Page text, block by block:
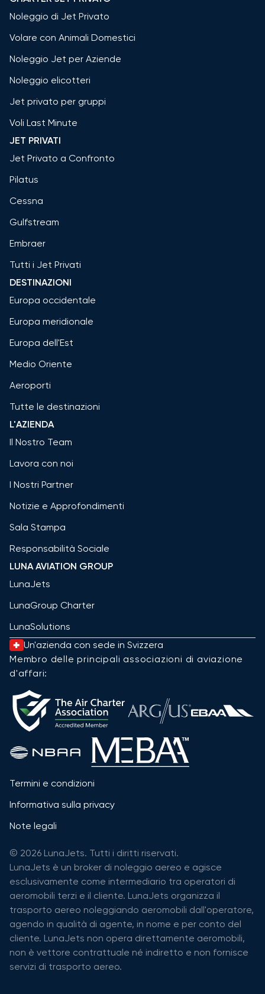
Noleggio di Jet Privato
Volare con Animali Domestici
Noleggio Jet per Aziende
Noleggio elicotteri
Jet privato per gruppi
Voli Last Minute
JET PRIVATI
Jet Privato a Confronto
Pilatus
Cessna
Gulfstream
Embraer
Tutti i Jet Privati
DESTINAZIONI
Europa occidentale
Europa meridionale
Europa dell'Est
Medio Oriente
Aeroporti
Tutte le destinazioni
L'AZIENDA
Il Nostro Team
Lavora con noi
I Nostri Partner
Notizie e Approfondimenti
Sala Stampa
Responsabilità Sociale
LUNA AVIATION GROUP
LunaJets
LunaGroup Charter
LunaSolutions
Un'azienda con sede in Svizzera
Membro delle principali associazioni di aviazione
d'affari:
Termini e condizioni
Informativa sulla privacy
Note legali
© 2026 LunaJets. Tutti i diritti riservati.
LunaJets è un broker di noleggio aereo e agisce
esclusivamente come intermediario tra operatori di
aeromobili terzi e il cliente. LunaJets organizza il
trasporto aereo noleggiando aeromobili dall'operatore,
agendo in qualità di agente, in nome e per conto del
cliente. LunaJets non opera direttamente aeromobili,
non è vettore contrattuale né indiretto e non fornisce
servizi di trasporto aereo.